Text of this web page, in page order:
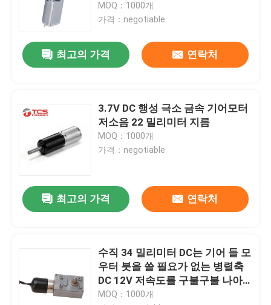
집
VR 쇼
공장 투어
저희와 연락
MOQ：1000개
가격：negotiable
최고의 가격 연락처
3.7V DC 행성 극소 금속 기어모터
저소음 22 밀리미터 지름
MOQ：1000개
가격：negotiable
최고의 가격 연락처
수직 34 밀리미터 DC는 기어 들 모
우터 붓을 쓸 필요가 없는 병렬축
DC 12V 저속도를 구불구불 나아
갑니다
MOQ：1000개